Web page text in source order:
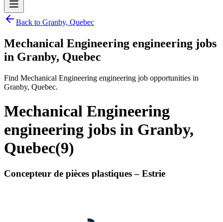
Back to Granby, Quebec
Mechanical Engineering engineering jobs
in Granby, Quebec
Find Mechanical Engineering engineering job opportunities in
Granby, Quebec.
Mechanical Engineering
engineering jobs in Granby,
Quebec(9)
Concepteur de pièces plastiques – Estrie